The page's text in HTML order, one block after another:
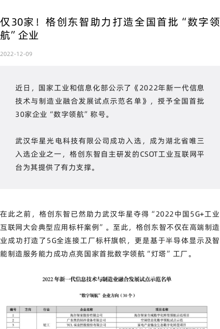
仅30家！格创东智助力打造全国首批“数字领
航”企业
2022-12-09
近日，国家工业和信息化部公示了《2022年新一代信息
技术与制造业融合发展试点示范名单》，授予全国首批
30家企业“数字领航”称号。
武汉华星光电科技有限公司成功入选，成为湖北省唯三
入选企业之一，格创东智自主研发的CSOT工业互联网平
台为其提供了有力支撑。
在此之前，格创东智已然助力武汉华星夺得“2022中国5G+工业
互联网大会典型应用标杆案例”。至此，格创东智不仅在高端制造
业成功打造了5G全连接工厂标杆旗帜，更是基于半导体显示及智
能制造服务能力成功点亮国家首批数字领航“灯塔”工厂。